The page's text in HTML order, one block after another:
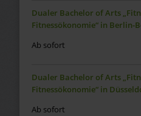
Dualer Bachelor of Arts
Fitnessökonomie“ in Berlin-
Ab sofort
Dualer Bachelor of Arts
Fitnessökonomie“ in
Ab sofort